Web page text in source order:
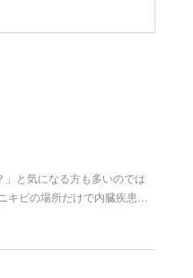
と気になる方も多いのでは
キビの場所だけで内臓疾患…